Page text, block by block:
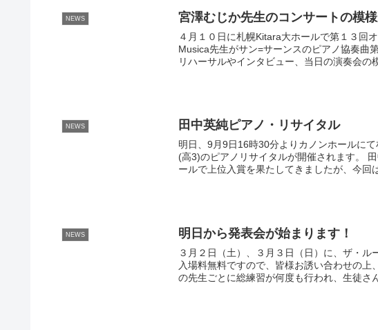
NEWS 宮澤むじか先生のコンサートの模
４月１０日に札幌Kitara大ホールで第１３回
Musica先生がサン=サーンスのピアノ協奏曲
リハーサルやインタビュー、当日の演奏会の
NEWS 田中英純ピアノ・リサイタル
明日、9月9日16時30分よりカノンホールに
(高3)のピアノリサイタルが開催されます。
ールで上位入賞を果たしてきましたが、今回
NEWS 明日から発表会が始まります！
３月２日（土）、３月３日（日）に、ザ・
入場料無料ですので、皆様お誘い合わせの
の先生ごとに総練習が何度も行われ、生徒さ